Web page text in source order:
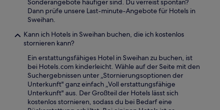
Sonderangebote häufiger sind. Du verreist spontan?
Dann prüfe unsere Last-minute-Angebote für Hotels in
Sweihan.
Kann ich Hotels in Sweihan buchen, die ich kostenlos
stornieren kann?
Ein erstattungsfähiges Hotel in Sweihan zu buchen, ist
bei Hotels.com kinderleicht. Wähle auf der Seite mit den
Suchergebnissen unter „Stornierungsoptionen der
Unterkunft" ganz einfach „Voll erstattungsfähige
Unterkunft" aus. Der Großteil der Hotels lässt sich
kostenlos stornieren, sodass du bei Bedarf eine